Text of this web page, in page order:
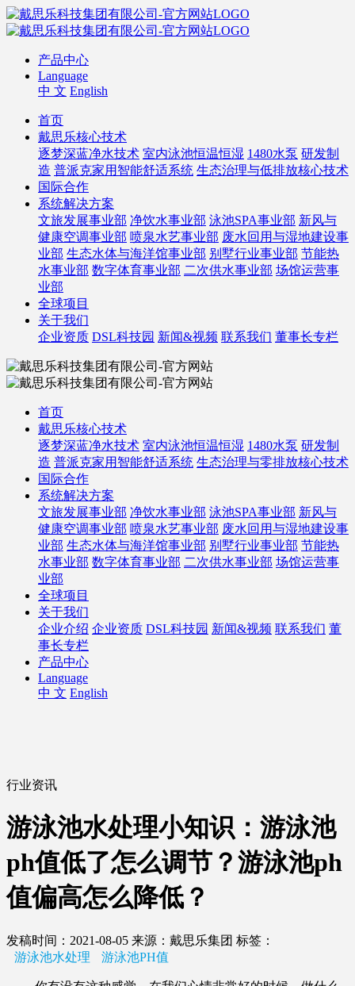
产品中心
Language
中 文 English
首页
戴思乐核心技术
逐梦深蓝净水技术 室内泳池恒温恒湿 1480水泵 研发制
造 普派克家用智能舒适系统 生态治理与低排放核心技术
国际合作
系统解决方案
文旅发展事业部 净饮水事业部 泳池SPA事业部 新风与
健康空调事业部 喷泉水艺事业部 废水回用与湿地建设事
业部 生态水体与海洋馆事业部 别墅行业事业部 节能热
水事业部 数字体育事业部 二次供水事业部 场馆运营事
业部
全球项目
关于我们
企业资质 DSL科技园 新闻&视频 联系我们 董事长专栏
首页
戴思乐核心技术
逐梦深蓝净水技术 室内泳池恒温恒湿 1480水泵 研发制
造 普派克家用智能舒适系统 生态治理与零排放核心技术
国际合作
系统解决方案
文旅发展事业部 净饮水事业部 泳池SPA事业部 新风与
健康空调事业部 喷泉水艺事业部 废水回用与湿地建设事
业部 生态水体与海洋馆事业部 别墅行业事业部 节能热
水事业部 数字体育事业部 二次供水事业部 场馆运营事
业部
全球项目
关于我们
企业介绍 企业资质 DSL科技园 新闻&视频 联系我们 董
事长专栏
产品中心
Language
中 文 English
行业资讯
游泳池水处理小知识：游泳池
ph值低了怎么调节？游泳池ph
值偏高怎么降低？
发稿时间：2021-08-05 来源：戴思乐集团 标签：
游泳池水处理
游泳池PH值